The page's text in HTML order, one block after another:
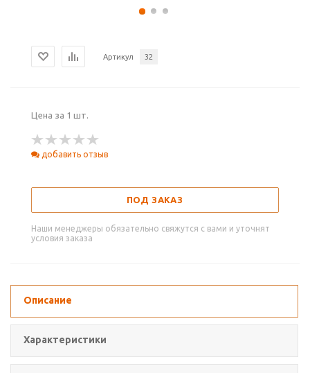
Артикул 32
Цена за 1 шт.
добавить отзыв
ПОД ЗАКАЗ
Наши менеджеры обязательно свяжутся с вами и уточнят
условия заказа
Описание
Характеристики